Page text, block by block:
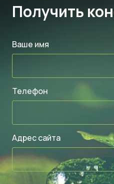
Получить
Ваше имя
Телефон
Адрес сайта